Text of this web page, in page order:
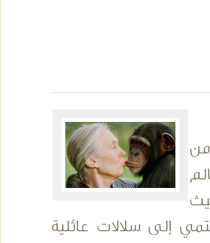
إلى سلالات عائلية